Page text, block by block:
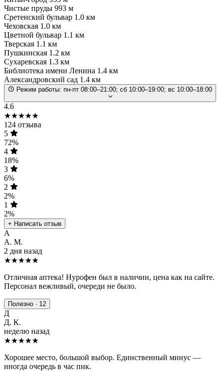
Чистые пруды 993 м
Сретенский бульвар 1.0 км
Чеховская 1.0 км
Цветной бульвар 1.1 км
Тверская 1.1 км
Пушкинская 1.2 км
Сухаревская 1.3 км
Библиотека имени Ленина 1.4 км
Александровский сад 1.4 км
Режим работы: пн-пт 08:00–21:00; сб 10:00–19:00; вс 10:00–18:00
4.6
★★★★★
124 отзыва
5
72%
4
18%
3
6%
2
2%
1
2%
+ Написать отзыв
А
А. М.
2 дня назад
★★★★★
Отличная аптека! Нурофен был в наличии, цена как на сайте.
Персонал вежливый, очереди не было.
Полезно · 12
Д
Д. К.
неделю назад
★★★★★
Хорошее место, большой выбор. Единственный минус —
иногда очередь в час пик.